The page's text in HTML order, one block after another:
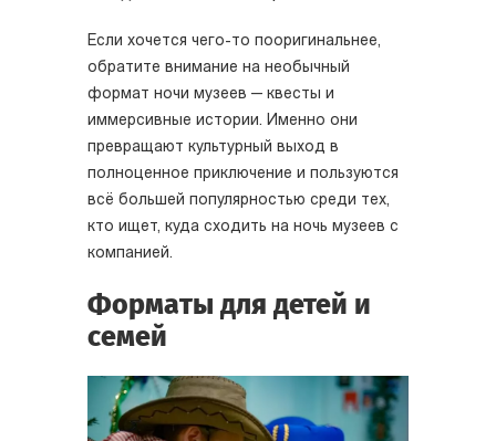
Если хочется чего-то пооригинальнее,
обратите внимание на необычный
формат ночи музеев — квесты и
иммерсивные истории. Именно они
превращают культурный выход в
полноценное приключение и пользуются
всё большей популярностью среди тех,
кто ищет, куда сходить на ночь музеев с
компанией.
Форматы для детей и
семей